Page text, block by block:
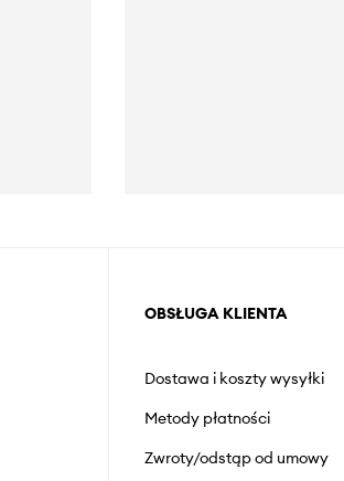
OBSŁUGA KLIENTA
Dostawa i koszty wysyłki
Metody płatności
Zwroty/odstąp od umowy